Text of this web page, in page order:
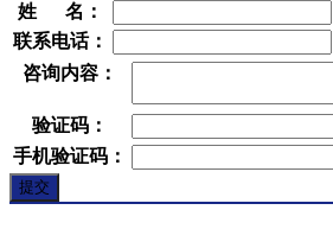
姓 名：
联系电话：
咨询内容：
验证码：
手机验证码：